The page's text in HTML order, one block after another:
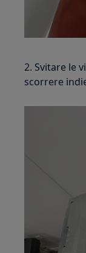
2. Svitare le
scorrere